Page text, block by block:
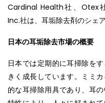
Cardinal Health社、Otex
Inc.社は、耳垢除去剤のシェ
日本の耳垢除去市場の概要
日本では定期的に耳掃除を
きく成長しています。ミミ
的な耳掃除用具であり、耳